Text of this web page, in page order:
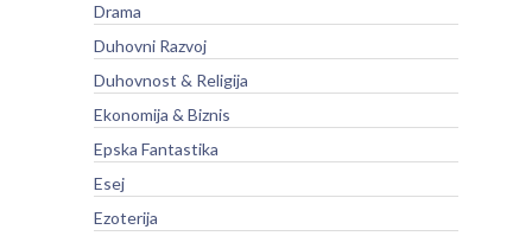
Drama
Duhovni Razvoj
Duhovnost & Religija
Ekonomija & Biznis
Epska Fantastika
Esej
Ezoterija